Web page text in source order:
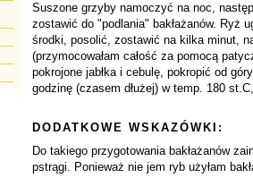
Suszone grzyby namoczyć na noc,
zostawić do "podlania" bakłażanów. Ryż
środki, posolić, zostawić na kilka minut,
(przymocowałam całość za pomocą
pokrojone jabłka i cebulę, pokropić od
godzinę (czasem dłużej) w temp. 180
DODATKOWE WSKAZÓWKI:
Do takiego przygotowania bakłażanów
pstrągi. Ponieważ nie jem ryb użyłam